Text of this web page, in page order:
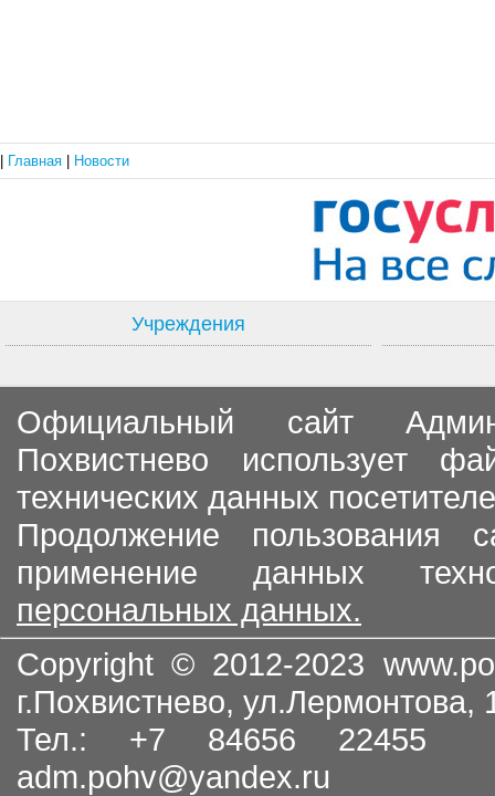
Главная Новости
Учреждения
Официальный сайт
Похвистнево использует
технических данных
Продолжение пользования
применение данных
персональных данных.
Copyright © 2012-2023
г.Похвистнево, ул.Лермонтова,
Тел.: +7 84656
adm.pohv@yandex.ru